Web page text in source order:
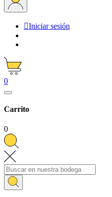
Iniciar sesión
0
Carrito
0